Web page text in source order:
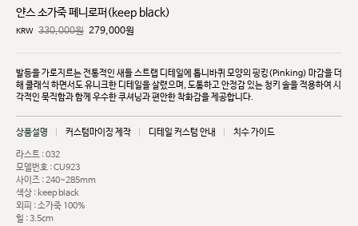
얀스 소가죽 페니로퍼(keep black)
KRW 330,000원 279,000원
발등을 가로지르는 전통적인 새들 스트랩 디테일에 톱니바퀴 모양의 핑킹(Pinking) 마감을 더
해 클래식 하면서도 유니크한 디테일을 살렸으며, 도톰하고 안정감 있는 청키 솔을 적용하여 시
각적인 묵직함과함께 우수한 쿠셔닝과 편안한 착화감을 제공합니다.
상품설명 커스텀마이징 제작 디테일 커스텀 안내 치수 가이드
라스트 : 032
모델번호 : CU923
사이즈 : 240~285mm
색상 : keep black
외피 : 소가죽 100%
힐 : 3.5cm